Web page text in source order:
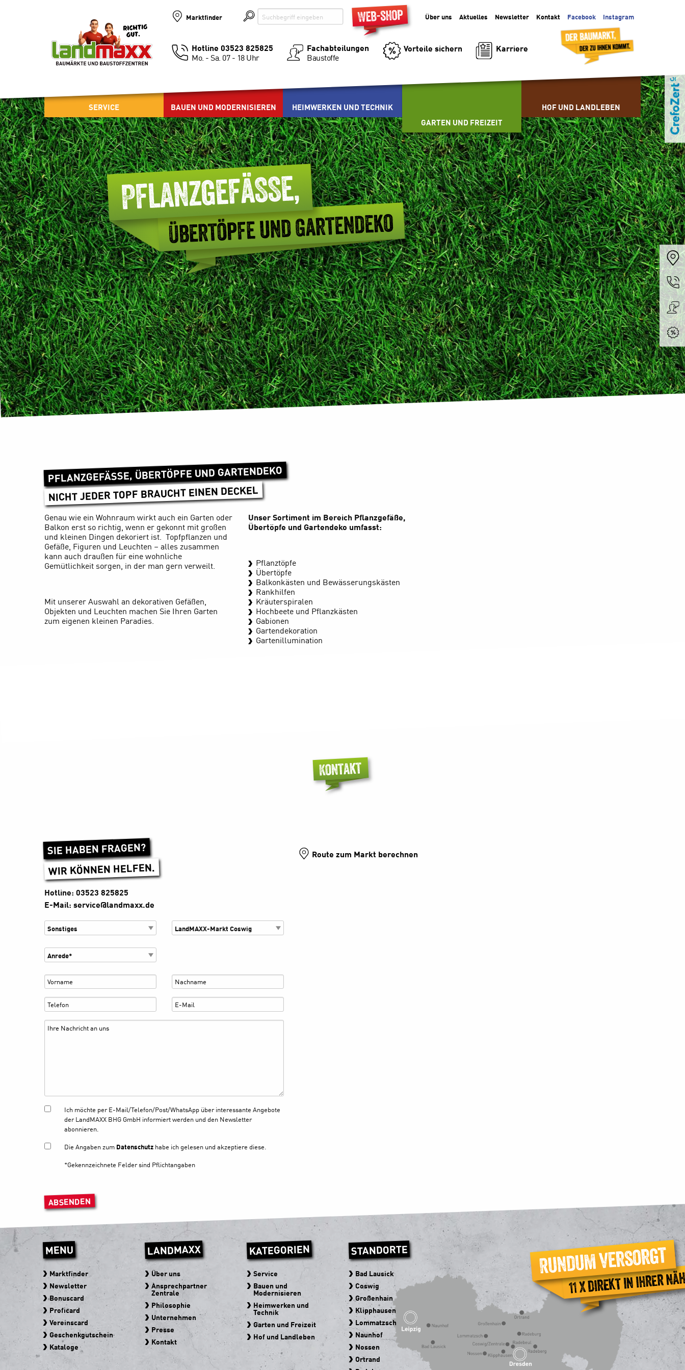
Marktfinder Über uns Aktuelles Newsletter Kontakt Facebook Instagram
Hotline 03523 825825
Mo. - Sa. 07 - 18 Uhr
Fachabteilungen
Baustoffe
Vorteile sichern Karriere
SERVICE BAUEN UND MODERNISIEREN
HEIMWERKEN UND TECHNIK
GARTEN UND FREIZEIT
HOF UND LANDLEBEN
PFLANZGEFÄSSE, ÜBERTÖPFE UND GARTENDEKO
NICHT JEDER TOPF BRAUCHT EINEN DECKEL
Genau wie ein Wohnraum wirkt auch ein Garten oder
Balkon erst so richtig, wenn er gekonnt mit großen
und kleinen Dingen dekoriert ist. Topfpflanzen und
Gefäße, Figuren und Leuchten – alles zusammen
kann auch draußen für eine wohnliche
Gemütlichkeit sorgen, in der man gern verweilt.
Mit unserer Auswahl an dekorativen Gefäßen,
Objekten und Leuchten machen Sie Ihren Garten
zum eigenen kleinen Paradies.
Unser Sortiment im Bereich Pflanzgefäße,
Übertöpfe und Gartendeko umfasst:
Pflanztöpfe
Übertöpfe
Balkonkästen und Bewässerungskästen
Rankhilfen
Kräuterspiralen
Hochbeete und Pflanzkästen
Gabionen
Gartendekoration
Gartenillumination
SIE HABEN FRAGEN?
WIR KÖNNEN HELFEN.
Hotline: 03523 825825
E-Mail: service@landmaxx.de
Ich möchte per E-Mail/Telefon/Post/WhatsApp über interessante Angebote
der LandMAXX BHG GmbH informiert werden und den Newsletter
abonnieren.
Die Angaben zum Datenschutz habe ich gelesen und akzeptiere diese.
*Gekennzeichnete Felder sind Pflichtangaben
Route zum Markt berechnen
MENU
Marktfinder
Newsletter
Bonuscard
Proficard
Vereinscard
Geschenkgutschein
Kataloge
LANDMAXX
Über uns
Ansprechpartner
Zentrale
Philosophie
Unternehmen
Presse
Kontakt
KATEGORIEN
Service
Bauen und
Modernisieren
Heimwerken und
Technik
Garten und Freizeit
Hof und Landleben
STANDORTE
Bad Lausick
Coswig
Großenhain
Klipphausen
Lommatzsch
Naunhof
Nossen
Ortrand